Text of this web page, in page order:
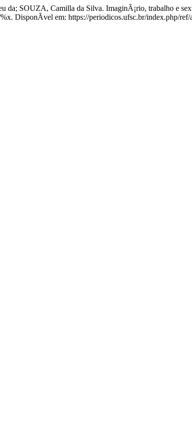
SOUZA, Camilla da Silva. ImaginÃ¡rio, trabalho e
DisponÃ­vel em: https://periodicos.ufsc.br/index.php/